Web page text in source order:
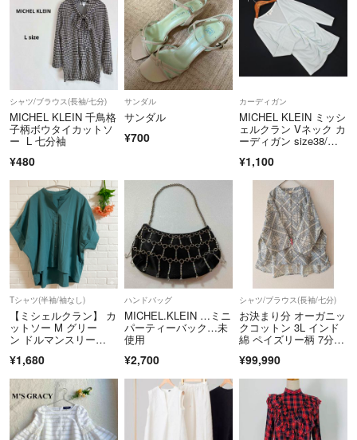
普通郵便は到着までに1週間ほどかかる場合もございます。
ご希望の発送方法があればご購入前にコメントください。
❇️梱包について
簡易包装でコンパクトにお届けします。
梱包資材がリサイクルだったり、圧縮したり、箱から出して発送するこ
ともございます。
新品未開封でお届けする為に、動作未確認です。
初期不良や動作確認はメーカー様へお問い合わせ下さい。
また、保証や交換の書面が入っている場合もございますが、こちらも直
接メーカー様へご連絡してください。
当方では一切の保証に対応する事が出来ません。
事前にご了承の上、ご購入をお願いいたします。
❇️お取引完了後の対応はいたしかねます。
何かございましたら、必ず受け取り評価前にご連絡ください。
お一人お一人と
誠心誠意対応させていただきます✨
シャツ/ブラウス(長袖/七分)
MICHEL KLEIN 千鳥格
子柄ボウタイカットソ
ー L 七分袖
¥480
サンダル
サンダル
¥700
カーディガン
MICHEL KLEIN ミッシ
ェルクラン Vネック カ
ーディガン size38/水
¥1,100
Tシャツ(半袖/袖なし)
【ミシェルクラン】 カ
ットソー M グリー
ン ドルマンスリー
¥1,680
ハンドバッグ
MICHEL.KLEIN …ミニ
パーティーバック…未
使用
¥2,700
シャツ/ブラウス(長袖/七分)
お決まり分 オーガニッ
クコットン 3L インド
綿 ペイズリー柄 7分
きいサイズ
¥99,990